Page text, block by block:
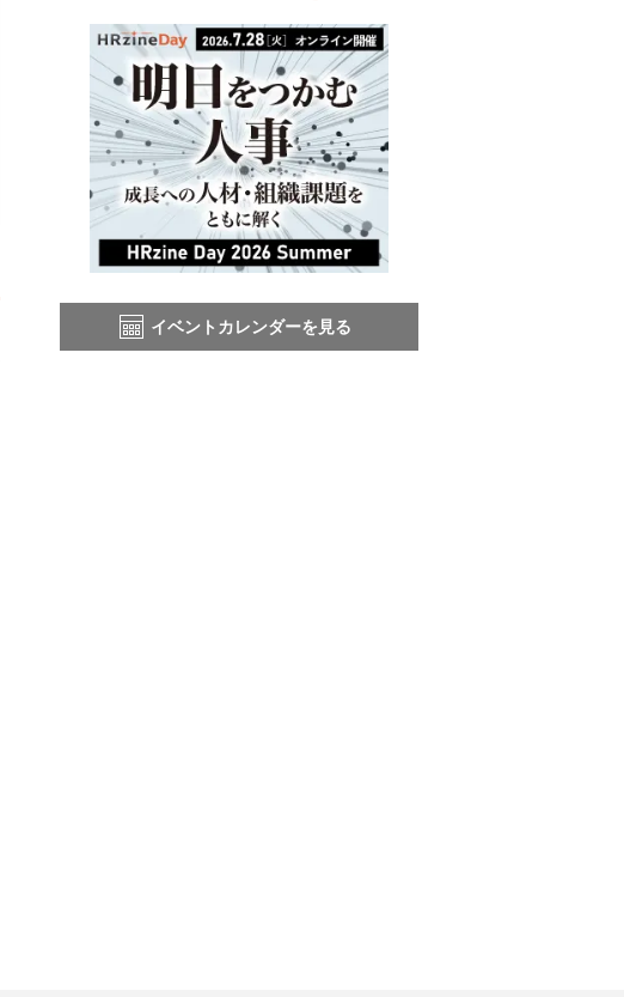
イベントカレンダーを見る